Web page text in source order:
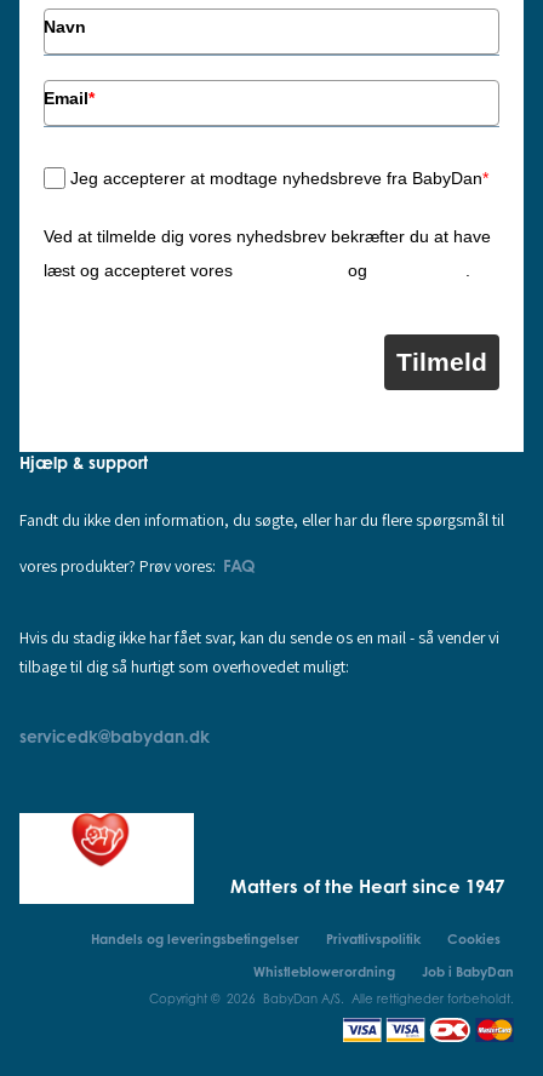
Navn
Email*
Jeg accepterer at modtage nyhedsbreve fra BabyDan*
Ved at tilmelde dig vores nyhedsbrev bekræfter du at have
læst og accepteret vores
og
Tilmeld
Hjælp & support
Fandt du ikke den information, du søgte, eller har du flere spørgsmål til
vores produkter? Prøv vores: FAQ
Hvis du stadig ikke har fået svar, kan du sende os en mail - så vender vi
tilbage til dig så hurtigt som overhovedet muligt:
servicedk@babydan.dk
Matters of the Heart since 1947
Handels og leveringsbetingelser Privatlivspolitik
Cookies
Whistleblowerordning
Job i BabyDan
Copyright © 2026 BabyDan A/S. Alle rettigheder forbeholdt.